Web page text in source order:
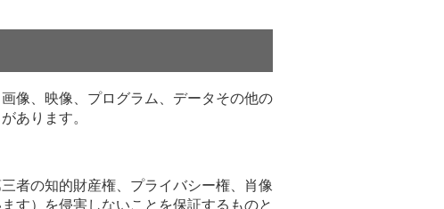
像、映像、プログラム、データその他の
あります。
者の知的財産権、プライバシー権、肖像
す）を侵害しないことを保証するものと